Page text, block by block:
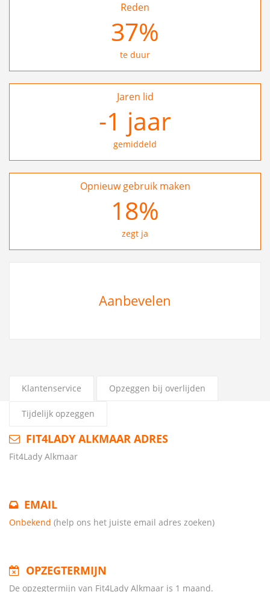
Reden
37%
te duur
Jaren lid
-1 jaar
gemiddeld
Opnieuw gebruik maken
29%
zegt ja
Aanbevelen
Klantenservice Opzeggen bij overlijden
Tijdelijk opzeggen
FIT4LADY ALKMAAR ADRES
Fit4Lady Alkmaar
EMAIL
Onbekend (help ons het juiste email adres zoeken)
OPZEGTERMIJN
De opzegtermijn van Fit4Lady Alkmaar is 1 maand.